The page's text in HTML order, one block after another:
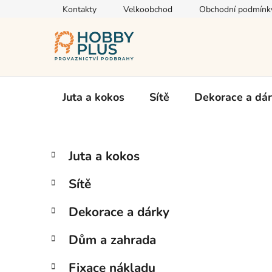
Kontakty Velkoobchod Obchodní
Juta a kokos Sítě Dekorace a
P
s
r
n
n
Přeskočit
kategorie
K
a
e
o
i
Juta a kokos
Sítě
Dekorace a dárky
Dům a zahrada
Fixace nákladu